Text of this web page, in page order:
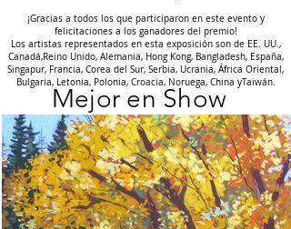
¡Gracias a todos los que participaron en este evento y
felicitaciones a los ganadores del premio!
Los artistas representados en esta exposición son de EE. UU.,
Canadá,Reino Unido, Alemania, Hong Kong, Bangladesh, España,
Singapur, Francia, Corea del Sur, Serbia, Ucrania, África Oriental,
Bulgaria, Letonia, Polonia, Croacia, Noruega, China yTaiwán.
Mejor en Show